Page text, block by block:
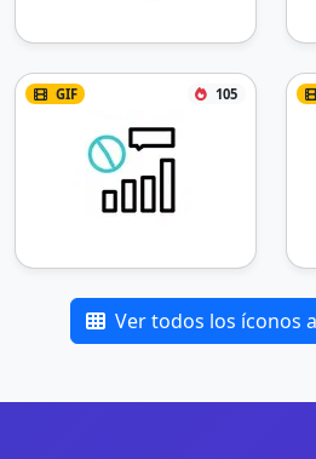
GIF 105
Ver todos los íconos